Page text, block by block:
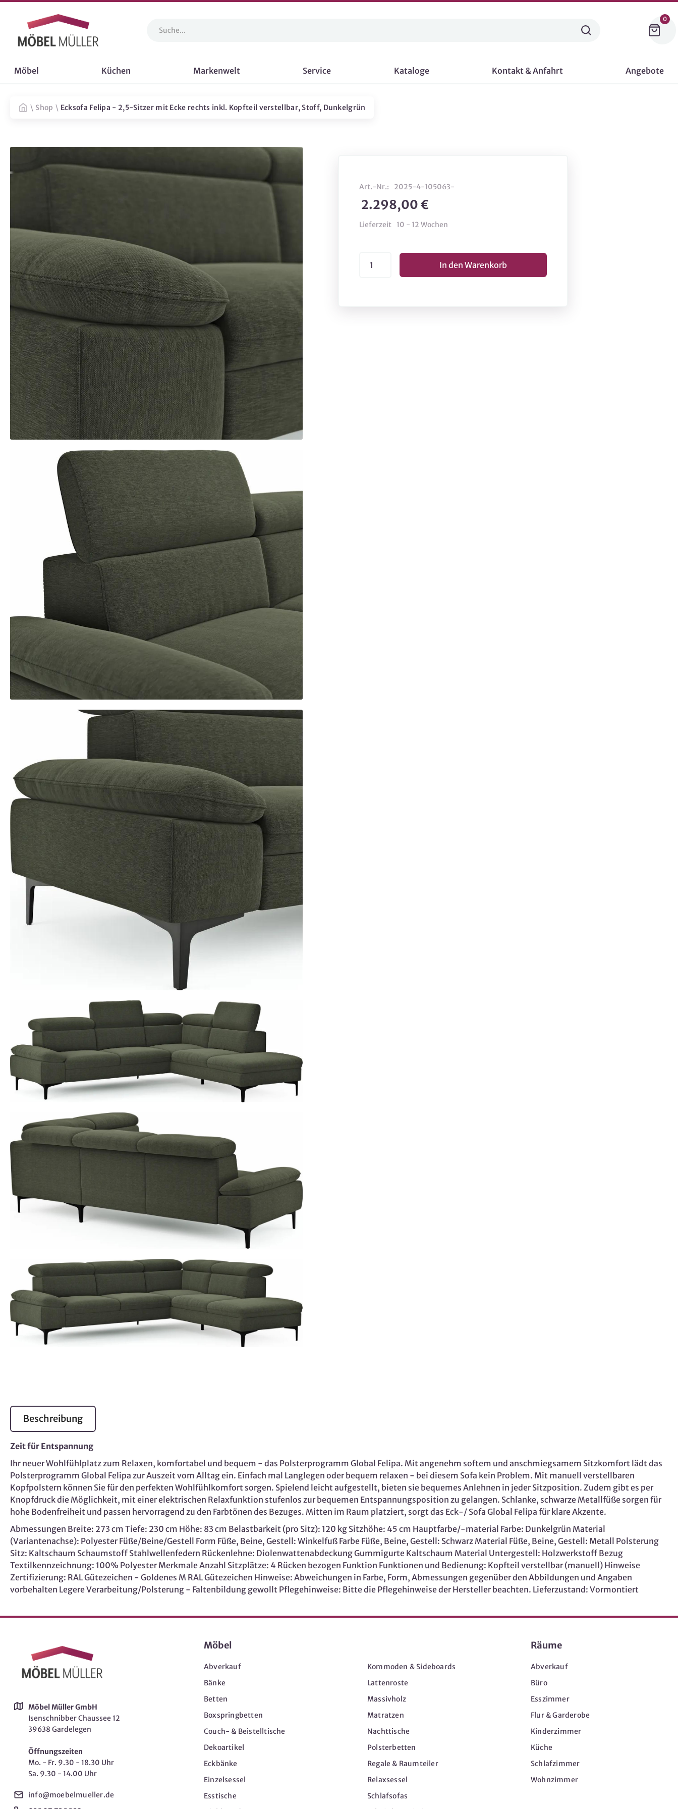
0
Möbel Küchen Markenwelt Service Kataloge Kontakt & Anfahrt Angebote
\ Shop \ Ecksofa Felipa - 2,5-Sitzer mit Ecke rechts inkl. Kopfteil verstellbar, Stoff, Dunkelgrün
Art.-Nr.: 2025-4-105063-
2.298,00 €
Lieferzeit 10 - 12 Wochen
Beschreibung
Zeit für Entspannung
Ihr neuer Wohlfühlplatz zum Relaxen, komfortabel und bequem - das Polsterprogramm Global Felipa. Mit angenehm softem und anschmiegsamem Sitzkomfort lädt das
Polsterprogramm Global Felipa zur Auszeit vom Alltag ein. Einfach mal Langlegen oder bequem relaxen - bei diesem Sofa kein Problem. Mit manuell verstellbaren
Kopfpolstern können Sie für den perfekten Wohlfühlkomfort sorgen. Spielend leicht aufgestellt, bieten sie bequemes Anlehnen in jeder Sitzposition. Zudem gibt es per
Knopfdruck die Möglichkeit, mit einer elektrischen Relaxfunktion stufenlos zur bequemen Entspannungsposition zu gelangen. Schlanke, schwarze Metallfüße sorgen für
hohe Bodenfreiheit und passen hervorragend zu den Farbtönen des Bezuges. Mitten im Raum platziert, sorgt das Eck-/ Sofa Global Felipa für klare Akzente.
Abmessungen Breite: 273 cm Tiefe: 230 cm Höhe: 83 cm Belastbarkeit (pro Sitz): 120 kg Sitzhöhe: 45 cm Hauptfarbe/-material Farbe: Dunkelgrün Material
(Variantenachse): Polyester Füße/Beine/Gestell Form Füße, Beine, Gestell: Winkelfuß Farbe Füße, Beine, Gestell: Schwarz Material Füße, Beine, Gestell: Metall Polsterung
Sitz: Kaltschaum Schaumstoff Stahlwellenfedern Rückenlehne: Diolenwattenabdeckung Gummigurte Kaltschaum Material Untergestell: Holzwerkstoff Bezug
Textilkennzeichnung: 100% Polyester Merkmale Anzahl Sitzplätze: 4 Rücken bezogen Funktion Funktionen und Bedienung: Kopfteil verstellbar (manuell) Hinweise
Zertifizierung: RAL Gütezeichen - Goldenes M RAL Gütezeichen Hinweise: Abweichungen in Farbe, Form, Abmessungen gegenüber den Abbildungen und Angaben
vorbehalten Legere Verarbeitung/Polsterung - Faltenbildung gewollt Pflegehinweise: Bitte die Pflegehinweise der Hersteller beachten. Lieferzustand: Vormontiert
Möbel Müller GmbH
Isenschnibber Chaussee 12
39638 Gardelegen
Öffnungszeiten
Mo. - Fr. 9.30 - 18.30 Uhr
Sa. 9.30 - 14.00 Uhr
info@moebelmueller.de
Möbel
Abverkauf
Bänke
Betten
Boxspringbetten
Couch- & Beistelltische
Dekoartikel
Eckbänke
Einzelsessel
Esstische
Kommoden & Sideboards
Lattenroste
Massivholz
Matratzen
Nachttische
Polsterbetten
Regale & Raumteiler
Relaxsessel
Schlafsofas
Räume
Abverkauf
Büro
Esszimmer
Flur & Garderobe
Kinderzimmer
Küche
Schlafzimmer
Wohnzimmer